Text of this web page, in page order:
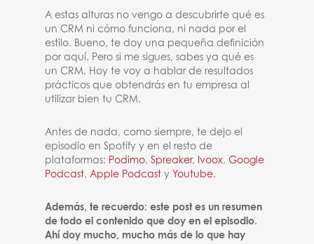
A estas alturas no vengo a descubrirte qué es
un CRM ni cómo funciona, ni nada por el
estilo. Bueno, te doy una pequeña definición
por aquí. Pero si me sigues, sabes ya qué es
un CRM. Hoy te voy a hablar de resultados
prácticos que obtendrás en tu empresa al
utilizar bien tu CRM.
Antes de nada, como siempre, te dejo el
episodio en Spotify y en el resto de
plataformas: Podimo,Spreaker, Ivoox,Google
Podcast,Apple Podcast y Youtube.
Además, te recuerdo: este post es un resumen
de todo el contenido que doy en el episodio.
Ahí doy mucho, mucho más de lo que hay